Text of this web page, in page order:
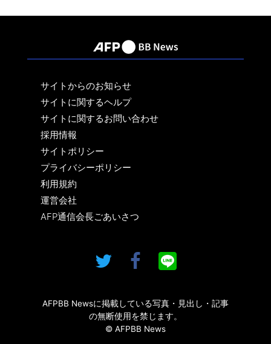
サイトからのお知らせ
サイトに関するヘルプ
サイトに関するお問い合わせ
採用情報
サイトポリシー
プライバシーポリシー
利用規約
運営会社
AFP通信会長ごあいさつ
AFPBB Newsに掲載している写真・見出し・記事
の無断使用を禁じます。
© AFPBB News